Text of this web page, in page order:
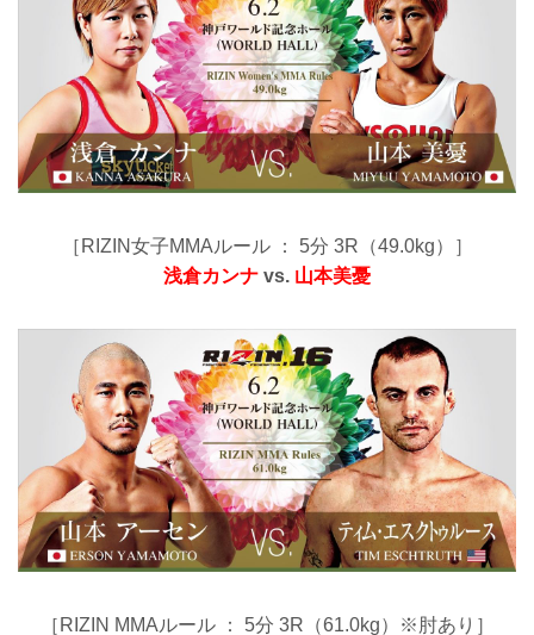
［RIZIN女子MMAルール ： 5分 3R（49.0kg）］
浅倉カンナ vs. 山本美憂
［RIZIN MMAルール ： 5分 3R（61.0kg）※肘あり］